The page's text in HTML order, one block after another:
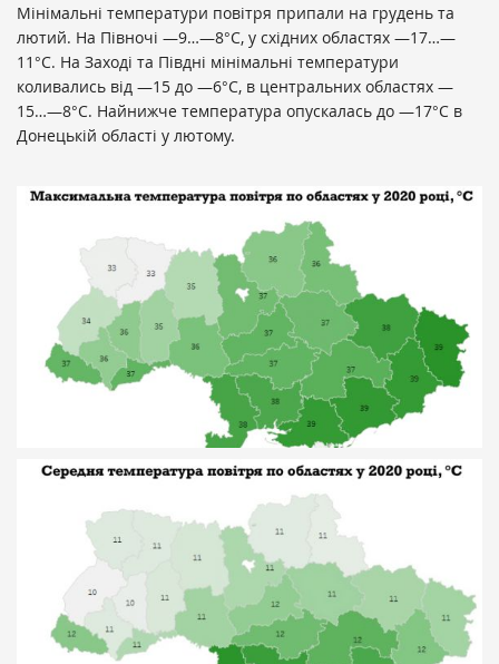
Мінімальні температури повітря припали на грудень та
лютий. На Півночі —9…—8°C, у східних областях —17…—
11°C. На Заході та Півдні мінімальні температури
коливались від —15 до —6°C, в центральних областях —
15…—8°C. Найнижче температура опускалась до —17°C в
Донецькій області у лютому.